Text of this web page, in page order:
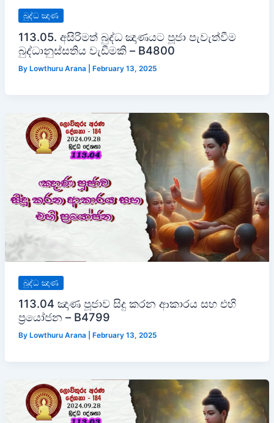
බුද්ධ ඤාණ
113.05. අසිරිමත් බුද්ධ ඤාණයට පූජා පැවැත්වීම
බුද්ධානුස්සතිය වැඩීමකි – B4800
By Lowthuru Arana February 13, 2025
බුද්ධ ඤාණ
113.04 ඤාණ පූජාව සිදු කරන ආකාරය සහ එහි
ප්‍රයෝජන – B4799
By Lowthuru Arana February 13, 2025